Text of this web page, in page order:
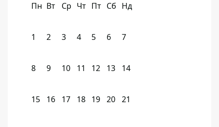
Пн Вт Ср Чт Пт Сб Нд
1 2 3 4 5 6 7
8 9 10 11 12 13 14
15 16 17 18 19 20 21